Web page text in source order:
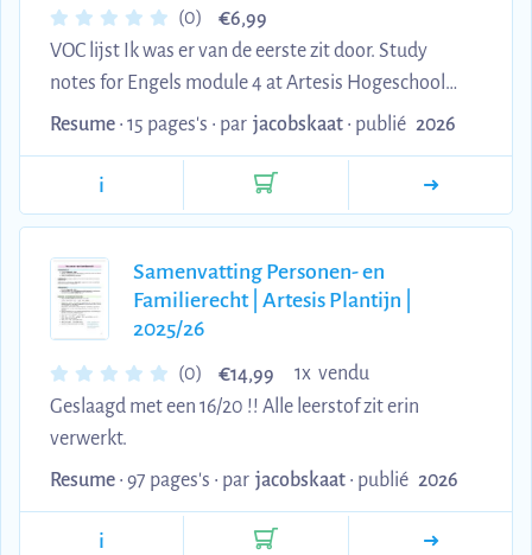
(0) €6,99
VOC lijst Ik was er van de eerste zit door. Study
notes for Engels module 4 at Artesis Hogeschool
Antwerpen, covering vocabulary and expressions
technology, media, politics, crime, money, beliefs,
emotions, senses, and bodily functions, with
contented, grateful expressions) and sensory
vocabulary scales. These notes provide organized
language reference material ideal for building
vocabul...
Resume • 15 pages's • par jacobskaat • publié 2026
i
Samenvatting Personen- en
Familierecht | Artesis Plantijn |
2025/26
(0) €14,99
1x vendu
Geslaagd met een 16/20 !! Alle leerstof zit erin
verwerkt.
Resume • 97 pages's • par jacobskaat • publié 2026
i